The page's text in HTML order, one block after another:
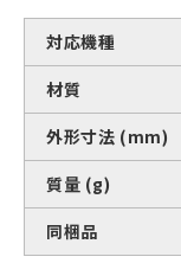
対応機種
材質
外形寸法 (mm)
質量 (g)
同梱品